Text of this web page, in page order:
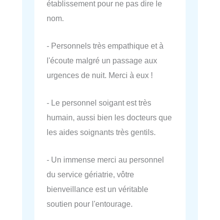
établissement pour ne pas dire le
nom.
- Personnels très empathique et à
l'écoute malgré un passage aux
urgences de nuit. Merci à eux !
- Le personnel soigant est très
humain, aussi bien les docteurs que
les aides soignants très gentils.
- Un immense merci au personnel
du service gériatrie, vôtre
bienveillance est un véritable
soutien pour l'entourage.